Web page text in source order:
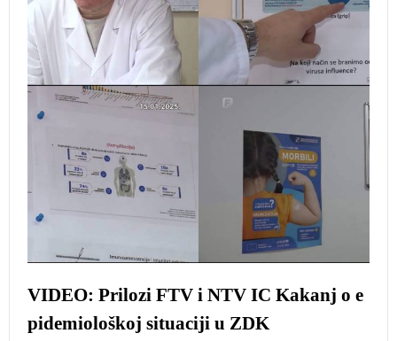
VIDEO: Prilozi FTV i NTV IC Kakanj o e
pidemiološkoj situaciji u ZDK